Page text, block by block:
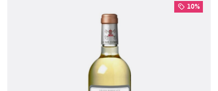
10%